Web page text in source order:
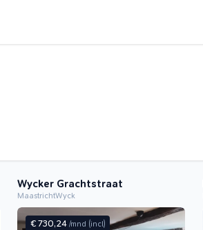
Wycker Grachtstraat
MaastrichtWyck
€ 730,24 /mnd (incl)